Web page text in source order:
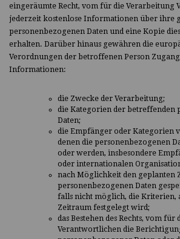
eingeräumte Recht, vom für die Verarbeitung
jederzeit kostenlose Informationen über ihre
personenbezogenen Daten und eine Kopie
erhalten. Darüber hinaus gewähren die
Verordnungen der betroffenen Person
Informationen:
die Zwecke der Verarbeitung;
die Kategorien der betreffenden
Daten;
die Empfänger oder Kategorien
denen die personenbezogenen
oder werden, insbesondere
oder internationalen
nach Möglichkeit den geplanten
personenbezogenen Daten
falls nicht möglich, die Kriterien,
Zeitraum festgelegt wird;
das Bestehen des Rechts, vom
Verantwortlichen die